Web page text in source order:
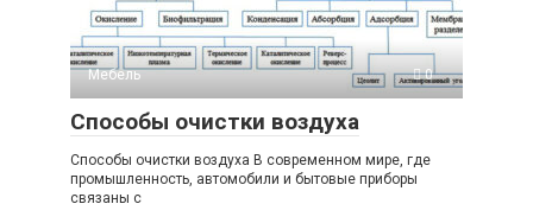
Мебель 0
Способы очистки воздуха
Способы очистки воздуха В современном мире, где
промышленность, автомобили и бытовые приборы
связаны с